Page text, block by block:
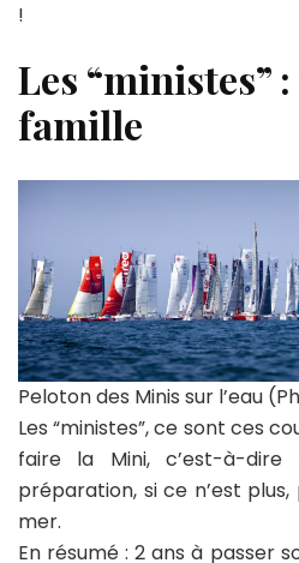
!
Les “ministes”
famille
Peloton des Minis sur l’eau
Les “ministes”, ce sont ces
faire la Mini, c’est-à-
préparation, si ce n’est
mer.
En résumé : 2 ans à passer